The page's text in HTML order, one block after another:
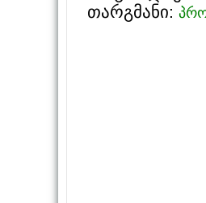
თარგმანი: